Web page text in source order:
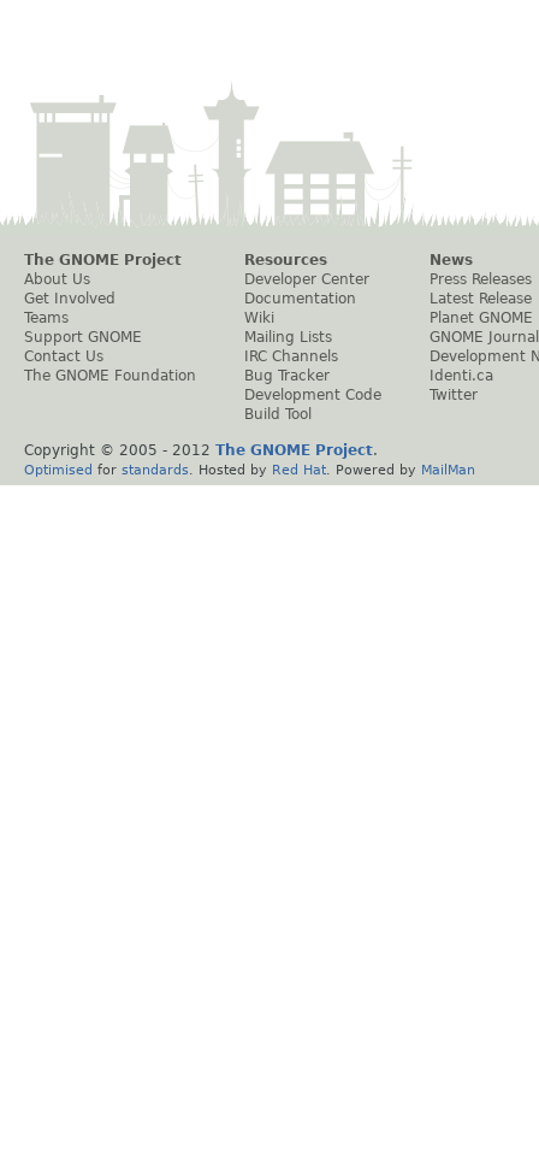
The GNOME Project
About Us
Get Involved
Teams
Support GNOME
Contact Us
The GNOME Foundation
Resources
Developer Center
Documentation
Wiki
Mailing Lists
IRC Channels
Bug Tracker
Development Code
Build Tool
News
Press Releases
Latest Release
Planet GNOME
GNOME Journal
Development
Identi.ca
Twitter
Copyright © 2005 - 2012 The GNOME Project.
Optimised for standards . Hosted by Red Hat . Powered by MailMan